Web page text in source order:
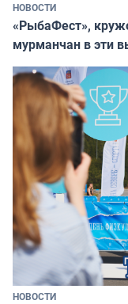
НОВОСТИ
«РыбаФест»,
мурманчан в эти
НОВОСТИ